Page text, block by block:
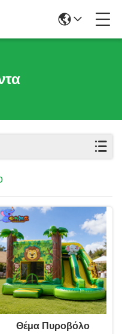
Θέμα Πυροβόλο